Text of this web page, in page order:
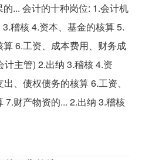
... 会计的十种岗位: 1.会计机
稽核 4.资本、基金的核算 5.
6.工资、成本费用、财务成
主管) 2.出纳 3.稽核 4.资
、债权债务的核算 6.工资、
7.财产物资的... 2.出纳 3.稽核